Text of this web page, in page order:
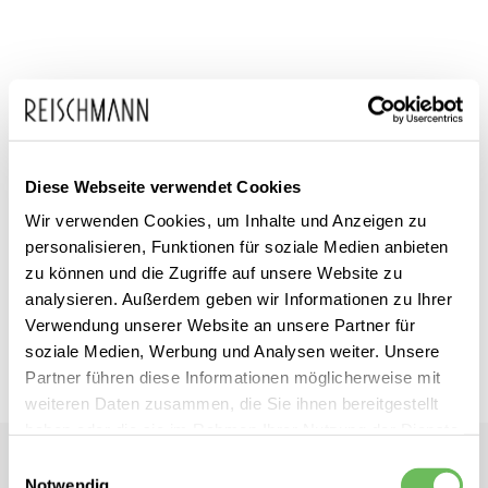
Diese Webseite verwendet Cookies
Wir verwenden Cookies, um Inhalte und Anzeigen zu
personalisieren, Funktionen für soziale Medien anbieten
zu können und die Zugriffe auf unsere Website zu
analysieren. Außerdem geben wir Informationen zu Ihrer
Verwendung unserer Website an unsere Partner für
soziale Medien, Werbung und Analysen weiter. Unsere
Partner führen diese Informationen möglicherweise mit
weiteren Daten zusammen, die Sie ihnen bereitgestellt
Zum
Anfang
der
Bildgalerie
springen
adidas
Designed for Training
Workout
inkl. MwSt.
Dieses Produkt ist exklusiv in unseren Filialen erhältlich. Prüfen Sie
mit einem Klick auf „Vor Ort verfügbar?", wo Ihre Größe vorrätig ist.
Vor Ort verfügbar?